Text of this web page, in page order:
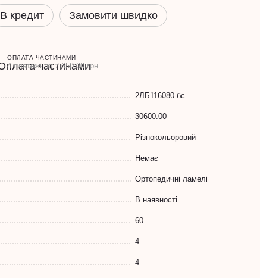
В кредит Замовити швидко
ОПЛАТА ЧАСТИНАМИ
4 платежі по 7 650.00 грн
2ЛБ116080.бс
30600.00
Різнокольоровий
Немає
Ортопедичні ламелі
В наявності
60
4
4